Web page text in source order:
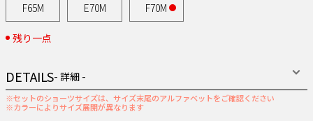
DETAILS- 詳細 -
※セットのショーツサイズは、サイズ末尾のアルファベットをご確認ください
※カラーによりサイズ展開が異なります
F65M E70M F70M
残り一点